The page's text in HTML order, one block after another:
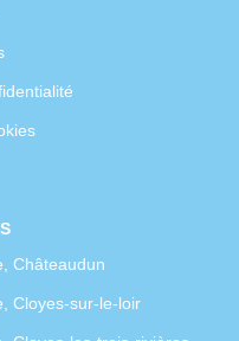
Châteaudun
Cloyes-sur-le-loir